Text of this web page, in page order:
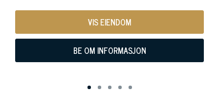
VIS EIENDOM
BE OM INFORMASJON